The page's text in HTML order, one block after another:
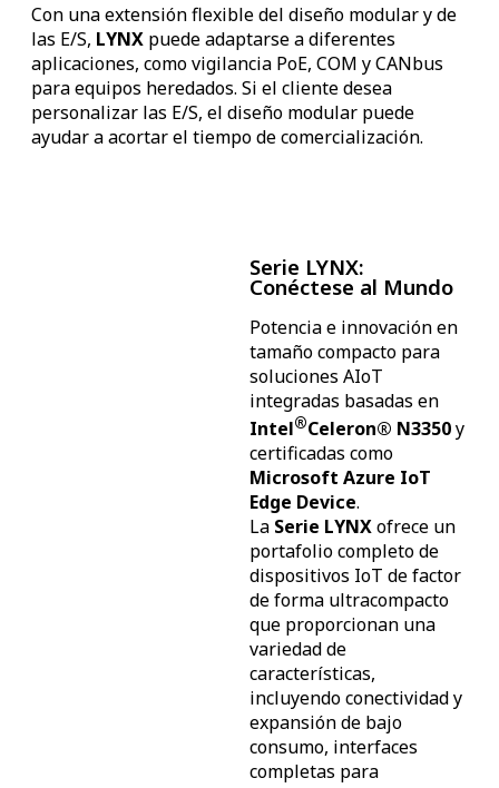
Con una extensión flexible del diseño modular y de
las E/S, LYNX puede adaptarse a diferentes
aplicaciones, como vigilancia PoE, COM y CANbus
para equipos heredados. Si el cliente desea
personalizar las E/S, el diseño modular puede
ayudar a acortar el tiempo de comercialización.
Serie LYNX:
Conéctese al Mundo
Potencia e innovación en
tamaño compacto para
soluciones AIoT
integradas basadas en
Intel®Celeron® N3350y
certificadas como
Microsoft Azure IoT
Edge Device.
La Serie LYNXofrece un
portafolio completo de
dispositivos IoT de factor
de forma ultracompacto
que proporcionan una
variedad de
características,
incluyendo conectividad y
expansión de bajo
consumo, interfaces
completas para